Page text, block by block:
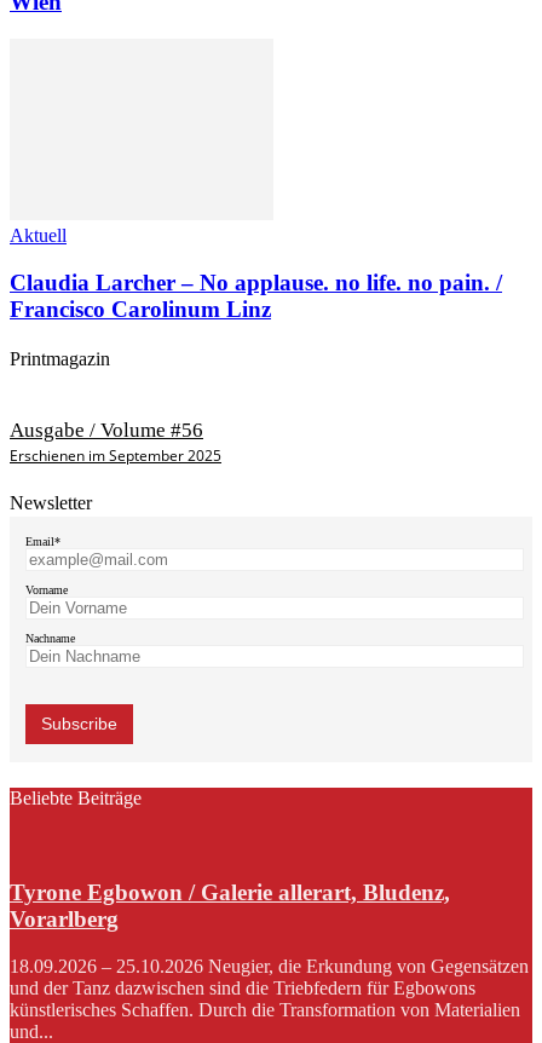
Aktuell
Claudia Larcher – No applause. no life. no pain. /
Francisco Carolinum Linz
Printmagazin
Ausgabe / Volume #56
Erschienen im September 2025
Newsletter
Email*
Vorname
Nachname
Beliebte Beiträge
Tyrone Egbowon / Galerie allerart, Bludenz,
Vorarlberg
18.09.2026 – 25.10.2026 Neugier, die Erkundung von Gegensätzen
und der Tanz dazwischen sind die Triebfedern für Egbowons
künstlerisches Schaffen. Durch die Transformation von Materialien
und...